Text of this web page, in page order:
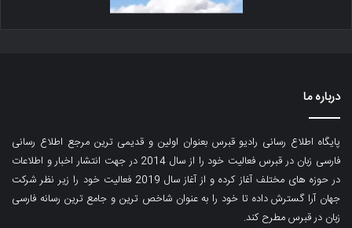
درباره ما
پایگاه اطلاع رسانی رادیو قبرس بعنوان اولین و قدیمی ترین مرجع اطلاع رسانی
فارسی زبان در قبرس فعالیت خود را از سال 2014 در جهت انتشار اخبار و اطلاعات
در حوزه های مختلف آغاز کرده و از آغاز سال 2019 فعالیت خود را زیر نظر شرکت
جهان آرا گسترش داده تا خود را به عنوان شاخص ترین و جامع ترین رسانه فارسی
زبان در قبرس مطرح کند.